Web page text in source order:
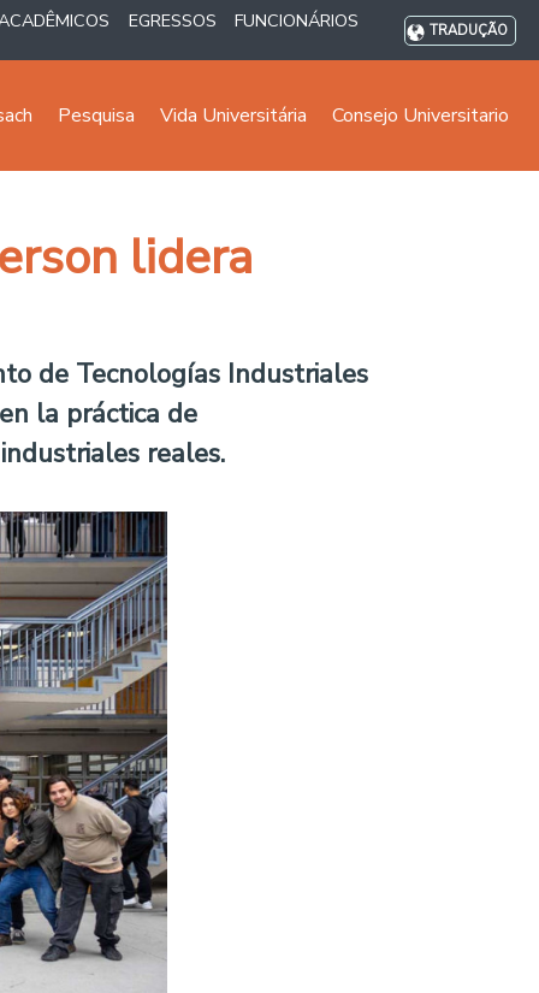
EGRESSOS FUNCIONÁRIOS TRADUÇÃO
Pesquisa Vida Universitária Consejo Universitario
lidera
de Tecnologías Industriales
la práctica de
reales.